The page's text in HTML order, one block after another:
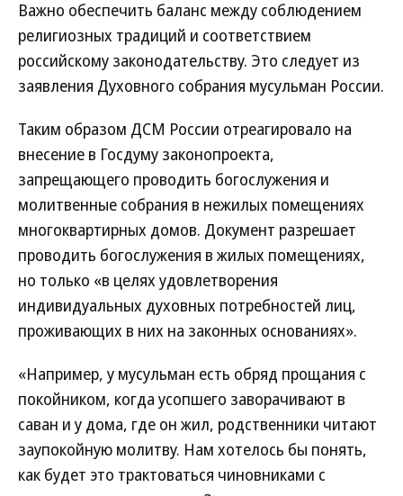
Важно обеспечить баланс между соблюдением
религиозных традиций и соответствием
российскому законодательству. Это следует из
заявления Духовного собрания мусульман России.
Таким образом ДСМ России отреагировало на
внесение в Госдуму законопроекта,
запрещающего проводить богослужения и
молитвенные собрания в нежилых помещениях
многоквартирных домов. Документ разрешает
проводить богослужения в жилых помещениях,
но только «в целях удовлетворения
индивидуальных духовных потребностей лиц,
проживающих в них на законных основаниях».
«Например, у мусульман есть обряд прощания с
покойником, когда усопшего заворачивают в
саван и у дома, где он жил, родственники читают
заупокойную молитву. Нам хотелось бы понять,
как будет это трактоваться чиновниками с